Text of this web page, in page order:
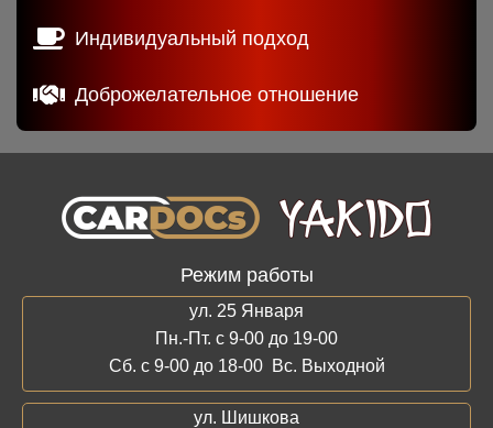
Индивидуальный подход
Доброжелательное отношение
Режим работы
ул. 25 Января
Пн.-Пт. с 9-00 до 19-00
Сб. с 9-00 до 18-00 Вс. Выходной
ул. Шишкова